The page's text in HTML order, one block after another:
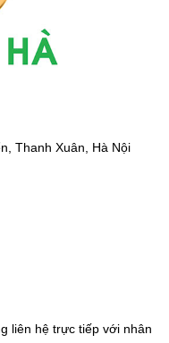
Thanh Xuân, Hà Nội
liên hệ trực tiếp với nhân